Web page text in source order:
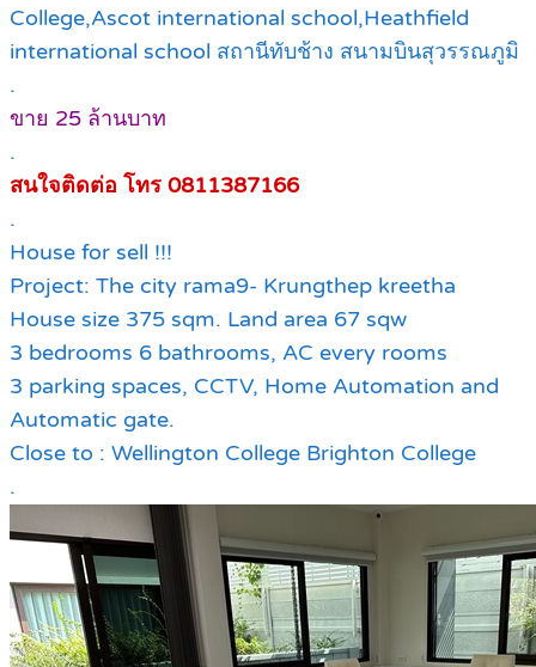
College,Ascot international school,Heathfield
international school สถานีทับช้าง สนามบินสุวรรณภูมิ
.
ขาย 25 ล้านบาท
.
สนใจติดต่อ โทร 0811387166
.
House for sell !!!
Project: The city rama9- Krungthep kreetha
House size 375 sqm. Land area 67 sqw
3 bedrooms 6 bathrooms, AC every rooms
3 parking spaces, CCTV, Home Automation and
Automatic gate.
Close to : Wellington College Brighton College
.